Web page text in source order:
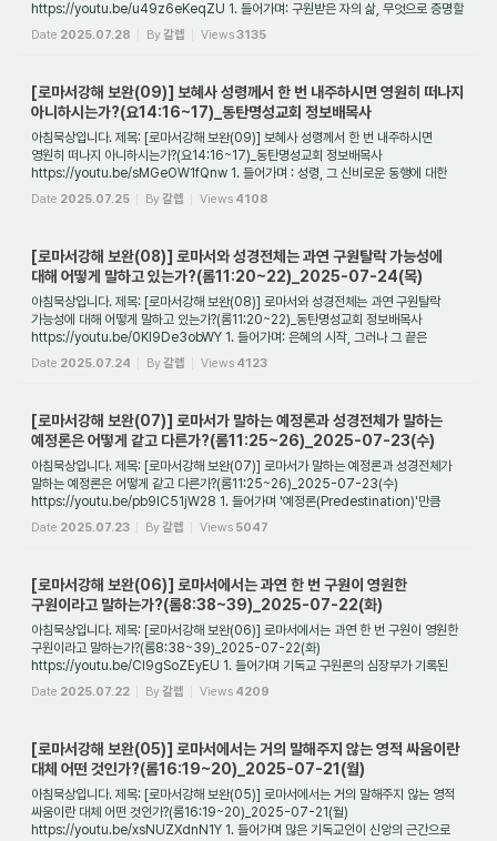
https://youtu.be/u49z6eKeqZU 1. 들어가며: 구원받은 자의 삶, 무엇으로 증명할
것인가? “나는 ...
Date 2025.07.28 By갈렙 Views3135
[로마서강해 보완(09)] 보혜사 성령께서 한 번 내주하시면 영원히 떠나지
아니하시는가?(요14:16~17)_동탄명성교회 정보배목사
아침묵상입니다. 제목: [로마서강해 보완(09)] 보혜사 성령께서 한 번 내주하시면
영원히 떠나지 아니하시는가?(요14:16~17)_동탄명성교회 정보배목사
https://youtu.be/sMGeOW1fQnw 1. 들어가며 : 성령, 그 신비로운 동행에 대한
근원적 질문 성령(聖靈, Holy...
Date 2025.07.25 By갈렙 Views 4108
[로마서강해 보완(08)] 로마서와 성경전체는 과연 구원탈락 가능성에
대해 어떻게 말하고 있는가?(롬11:20~22)_2025-07-24(목)
아침묵상입니다. 제목: [로마서강해 보완(08)] 로마서와 성경전체는 과연 구원탈락
가능성에 대해 어떻게 말하고 있는가?(롬11:20~22)_동탄명성교회 정보배목사
https://youtu.be/0Kl9De3obWY 1. 들어가며: 은혜의 시작, 그러나 그 끝은
어디인가? 구원은 전적...
Date 2025.07.24 By갈렙 Views 4123
[로마서강해 보완(07)] 로마서가 말하는 예정론과 성경전체가 말하는
예정론은 어떻게 같고 다른가?(롬11:25~26)_2025-07-23(수)
아침묵상입니다. 제목: [로마서강해 보완(07)] 로마서가 말하는 예정론과 성경전체가
말하는 예정론은 어떻게 같고 다른가?(롬11:25~26)_2025-07-23(수)
https://youtu.be/pb9IC51jW28 1. 들어가며 '예정론(Predestination)'만큼
기독교 역사 속에서 뜨거운 논...
Date 2025.07.23 By갈렙 Views 5047
[로마서강해 보완(06)] 로마서에서는 과연 한 번 구원이 영원한
구원이라고 말하는가?(롬8:38~39)_2025-07-22(화)
아침묵상입니다. 제목: [로마서강해 보완(06)] 로마서에서는 과연 한 번 구원이 영원한
구원이라고 말하는가?(롬8:38~39)_2025-07-22(화)
https://youtu.be/Cl9gSoZEyEU 1. 들어가며 기독교 구원론의 심장부가 기록된
책이 있다면 사람들은 서슴없이 로마서를 ...
Date 2025.07.22 By갈렙 Views 4209
[로마서강해 보완(05)] 로마서에서는 거의 말해주지 않는 영적 싸움이란
대체 어떤 것인가?(롬16:19~20)_2025-07-21(월)
아침묵상입니다. 제목: [로마서강해 보완(05)] 로마서에서는 거의 말해주지 않는 영적
싸움이란 대체 어떤 것인가?(롬16:19~20)_2025-07-21(월)
https://youtu.be/xsNUZXdnN1Y 1. 들어가며 많은 기독교인이 신앙의 근간으로